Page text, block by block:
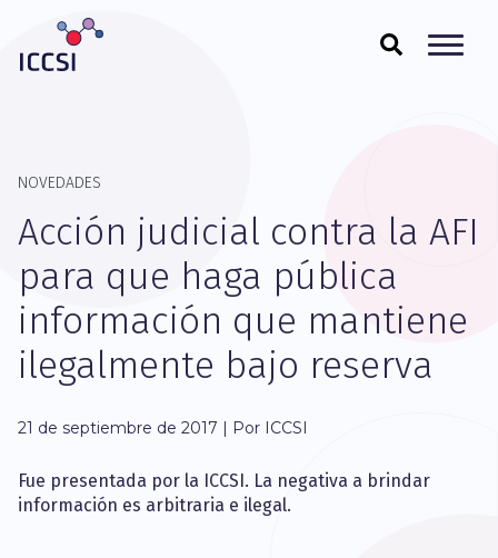
NOVEDADES
Acción judicial contra la AFI
para que haga pública
información que mantiene
ilegalmente bajo reserva
21 de septiembre de 2017 | Por ICCSI
Fue presentada por la ICCSI. La negativa a brindar
información es arbitraria e ilegal.